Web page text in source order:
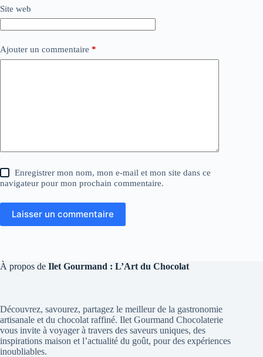
Site web
Ajouter un commentaire *
Enregistrer mon nom, mon e-mail et mon site dans ce
navigateur pour mon prochain commentaire.
Laisser un commentaire
À propos de Ilet Gourmand : L’Art du Chocolat
Découvrez, savourez, partagez le meilleur de la gastronomie
artisanale et du chocolat raffiné. Ilet Gourmand Chocolaterie
vous invite à voyager à travers des saveurs uniques, des
inspirations maison et l’actualité du goût, pour des expériences
inoubliables.